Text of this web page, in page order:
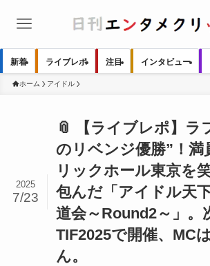
新着 ライブレポ 注目 インタビュー
ホーム アイドル
📎 【ライブレポ】ラ
のリベンジ優勝”！満
リックホール東京を
包んだ「アイドル天
道会～Round2～」。
TIF2025で開催、MC
ん。
2025
7/23